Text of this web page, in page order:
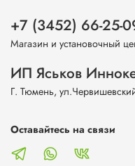
+7 (3452) 66-25-
Магазин и установочный
ИП Яськов
Г. Тюмень,
Оставайтесь на связи